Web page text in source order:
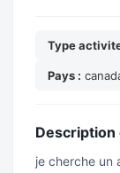
Type
Pays :
Description
je cherche un